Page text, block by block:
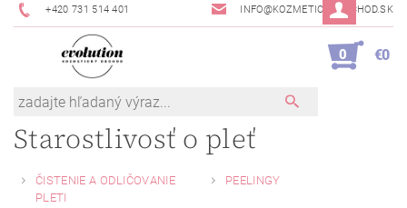
+420 731 514 401 INFO@KOZMETICKYOBCHOD.SK
0 €0
Starostlivosť o pleť
ČISTENIE A ODLIČOVANIE
PLETI
PEELINGY